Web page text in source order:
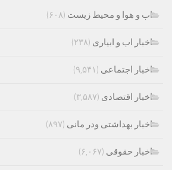
اب و هوا و محیط زیست (۶۰۸)
اخبار اب و ابیاری (۲۳۸)
اخبار اجتماعی (۹,۵۴۱)
اخبار اقتصادی (۳,۵۸۷)
اخبار بهداشتی ودر مانی (۸۹۷)
اخبار حقوقی (۶,۰۶۷)